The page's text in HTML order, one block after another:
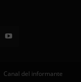
Canal del informante